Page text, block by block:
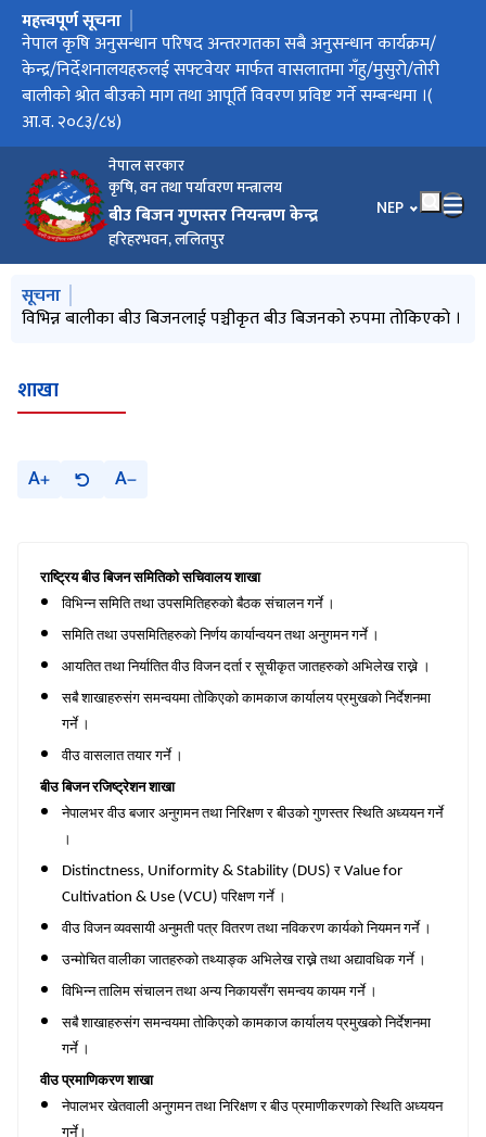
नेपाल सरकार
कृषि, वन तथा पर्यावरण मन्त्रालय
बीउ बिजन गुणस्तर नियन्त्रण केन्द्र
हरिहरभवन, ललितपुर
भाषा चयन गर्नुहोस्
NEP
मुख्य नेभिगेसनमा जानुहोस्
महत्त्वपूर्ण सूचना
सफ्टवेयर मार्फत वासलातमा गँहु/मुसुरो/तोरी बालीको श्रोत बीउको माग
तथा आपूर्ति विवरण प्रविष्ट गर्ने सम्बन्धमा(आ.व. २०८३/८४) ।
नेपाल कृषि अनुसन्धान परिषद अन्तरगतका सबै अनुसन्धान कार्यक्रम/
केन्द्र/निर्देशनालयहरुलई सफ्टवेयर मार्फत वासलातमा गँहु/मुसुरो/तोरी
बालीको श्रोत बीउको माग तथा आपूर्ति विवरण प्रविष्ट गर्ने सम्बन्धमा ।(
आ.व. २०८३/८४)
फलफूलबालीको बीउ बिजन प्रमाणीकरण मापदण्ड, २०८३ को मस्यौदा
उपर राय सुझाव तथा पृष्ठपोषण सम्बन्धी सूचना
फलफूल बालीको बीउ बिजन प्रमणीकरण मापदण्ड,२०८३ को मस्यौदा
धान बालीको प्रजनन्, मूल तथा प्रमाणित बीउको वासलात तोकिएको र
मौज्दात विवरण
वासलात तयारीका लागि माग तथा आपूर्ति विवरण प्रविष्ट गर्ने म्याद थप
गरिएको सूचना
सफ्टवेयर मार्फत बासलातमा धान बालीको श्रोत बीउको माग तथा आपूर्ति
विवरण प्रविष्ट गर्ने सम्बन्धमा
नार्क अन्तरगतका केन्द्र/निर्देशनालय/कार्यक्रमलाई सफ्टवेयर मार्फत
वासलातमा धान बालीको श्रोत बीउको माग तथा आपूर्ति विवरण प्रविष्ट गर्ने
सम्बन्धमा ।
परीक्षाफल प्रकाशन सम्बन्धी सूचना
मुख्य नेभिगेसनमा जानुहोस्
सूचना
विभिन्न बालीका बीउ बिजनलाई पञ्चीकृत बीउ बिजनको रुपमा तोकिएको ।
शाखा
A A
राष्ट्रिय बीउ बिजन समितिको सचिवालय शाखा
विभिन्न समिति तथा उपसमितिहरुको बैठक संचालन गर्ने ।
समिति तथा उपसमितिहरुको निर्णय कार्यान्वयन तथा अनुगमन गर्ने ।
आयतित तथा निर्यातित वीउ विजन दर्ता र सूचीकृत जातहरुको अभिलेख राख्ने ।
सबै शाखाहरुसंग समन्वयमा तोकिएको कामकाज कार्यालय प्रमुखको निर्देशनमा
गर्ने ।
वीउ वासलात तयार गर्ने ।
बीउ बिजन रजिष्ट्रेशन शाखा
नेपालभर वीउ बजार अनुगमन तथा निरिक्षण र बीउको गुणस्तर स्थिति अध्ययन गर्ने
।
Distinctness, Uniformity & Stability (DUS)र Value for
Cultivation & Use (VCU)परिक्षण गर्ने ।
वीउ विजन व्यवसायी अनुमती पत्र वितरण तथा नविकरण कार्यको नियमन गर्ने ।
उन्मोचित वालीका जातहरुको तथ्याङ्क अभिलेख राख्ने तथा अद्यावधिक गर्ने ।
विभिन्न तालिम संचालन तथा अन्य निकायसँग समन्वय कायम गर्ने ।
सबै शाखाहरुसंग समन्वयमा तोकिएको कामकाज कार्यालय प्रमुखको निर्देशनमा
गर्ने ।
वीउ प्रमाणिकरण शाखा
नेपालभर खेतवाली अनुगमन तथा निरिक्षण र बीउ प्रमाणीकरणको स्थिति अध्ययन
गर्ने।